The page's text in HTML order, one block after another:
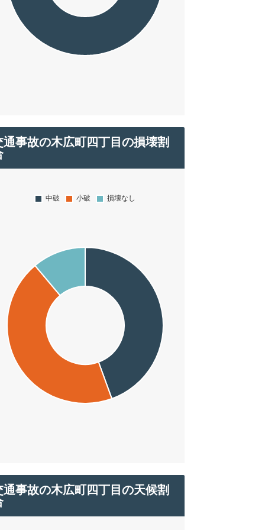
通事故の木広町四丁目の損壊割
通事故の木広町四丁目の天候割